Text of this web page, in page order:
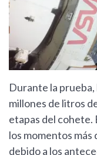
Durante la
millones de litros
etapas del
los momentos más
debido a los